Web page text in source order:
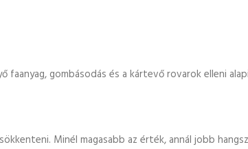
faanyag, gombásodás és a kártevő rovarok elleni
Minél magasabb az érték, annál jobb